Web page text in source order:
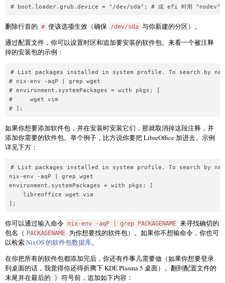
删除行首的 # 使该选项生效（确保 /dev/sda 与你新建的分区）。
通过配置文件，你可以设置时区和追加要安装的软件包。来看一个被注释
掉的安装包的示例：
# List packages installed in system profile. To search by
# nix-env -aqP | grep wget
# environment.systemPackages = with pkgs; [
#     wget vim
如果你想要添加软件包，并在安装时安装它们，那就取消掉这段注释，并
添加你需要的软件包。举个例子，比方说你要把 LibreOffice 加进去。示例
详见下方：
# List packages installed in system profile. To search by
nix-env -aqP | grep wget
environment.systemPackages = with pkgs; [
    libreoffice wget vim
你可以通过输入命令 nix-env -aqP | grep PACKAGENAME 来寻找确切的
包名（ PACKAGENAME 为你想要找的软件包）。如果你不想输命令，你也可
以检索NixOS 的软件包数据库。
在你把所有的软件包都添加完后，你还有件事儿需要做（如果你想要登录
到桌面的话，我觉得你还得折腾下 KDE Plasma 5 桌面）。翻到配置文件的
末尾并在最后的
} 符号前，追加如下内容：